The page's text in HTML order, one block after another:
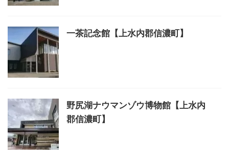
一茶記念館【上水内郡信濃町】
野尻湖ナウマンゾウ博物館【上水内
郡信濃町】